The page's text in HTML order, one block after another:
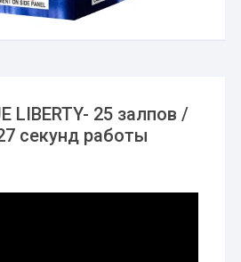
LIBERTY- 25 залпов /
секунд работы